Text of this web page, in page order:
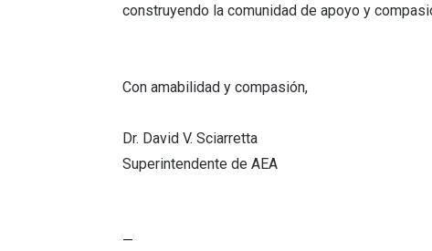
construyendo la comunidad de apoyo y
Con amabilidad y compasión,
Dr. David V. Sciarretta
Superintendente de AEA
—